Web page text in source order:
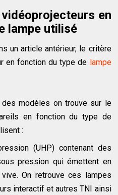
en
lampe utilisé
un article antérieur, le critère
en fonction du type de lampe
des modèles on trouve sur le
en fonction du type de
:
(UHP) contenant des
pression qui émettent en
On retrouve ces lampes
interactif et autres TNI ainsi